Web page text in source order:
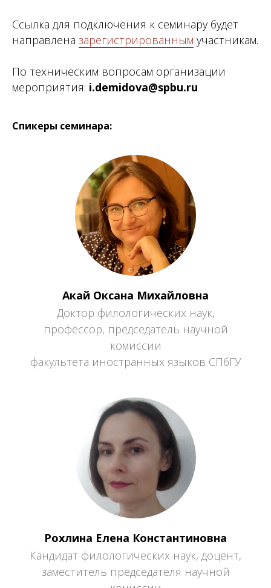
Ссылка для подключения к семинару будет
направлена зарегистрированным участникам.
По техническим вопросам организации
мероприятия: i.demidova@spbu.ru
Спикеры семинара:
Акай Оксана Михайловна
Доктор филологических наук,
профессор, председатель научной
комиссии
факультета иностранных языков СПбГУ
Рохлина Елена Константиновна
Кандидат филологических наук, доцент,
заместитель председателя научной